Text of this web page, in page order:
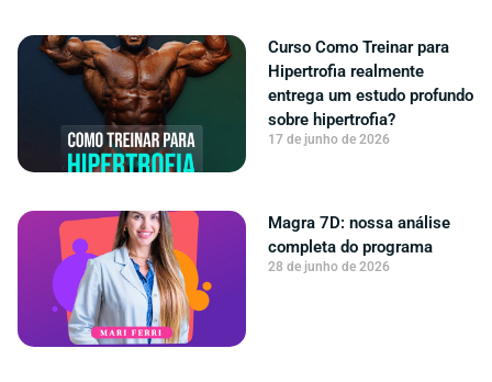
Curso Como Treinar para
Hipertrofia realmente
entrega um estudo profundo
sobre hipertrofia?
17 de junho de 2026
Magra 7D: nossa análise
completa do programa
28 de junho de 2026